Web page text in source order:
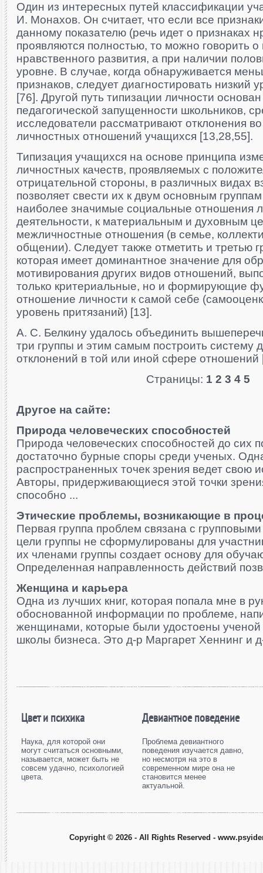
Один из интересных путей классификации
И. Монахов. Он считает, что если все
данному показателю (речь идет о признаках
проявляются полностью, то можно говорить
нравственного развития, а при наличии
уровне. В случае, когда обнаруживается
признаков, следует диагностировать низкий
[76]. Другой путь типизации личности
педагогической запущенности школьников,
исследователи рассматривают отклонения
личностных отношений учащихся [13,28,55].
Типизация учащихся на основе принципа
личностных качеств, проявляемых с
отрицательной стороны, в различных видах
позволяет свести их к двум основным
наиболее значимые социальные отношения
деятельности, к материальным и духовным
межличностные отношения (в семье,
общении). Следует также отметить и третью
которая имеет доминантное значение для
мотивирования других видов отношений,
только критериальные, но и формирующие
отношение личности к самой себе
уровень притязаний) [13].
А. С. Белкину удалось объединить
три группы и этим самым построить систему
отклонений в той или иной сфере отношений
Страницы: 1 2 3 4 5
Другое на сайте:
Природа человеческих способностей
Природа человеческих способностей до сих
достаточно бурные споры среди ученых.
распространенных точек зрения ведет свою
Авторы, придерживающиеся этой точки
способно ...
Этические проблемы, возникающие в
Первая группа проблем связана с
цели группы не сформулированы для
их членами группы создает основу для
Определенная направленность действий
Женщина и карьера
Одна из лучших книг, которая попала мне в
обоснованной информации по проблеме,
женщинами, которые были удостоены ученой
школы бизнеса. Это д-р Маргарет Хеннинг и
Цвет и психика
Наука, для которой они
могут считаться основными,
называется, может быть не
совсем удачно, психологией
цвета.
Девиантное поведение
Проблема девиантного
поведения изучается давно,
но несмотря на это в
современном мире она не
становится менее
актуальной.
Copyright © 2026 - All Rights Reserved -